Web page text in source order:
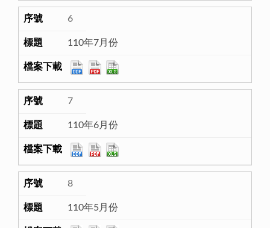
6
110年7月份
7
110年6月份
8
110年5月份